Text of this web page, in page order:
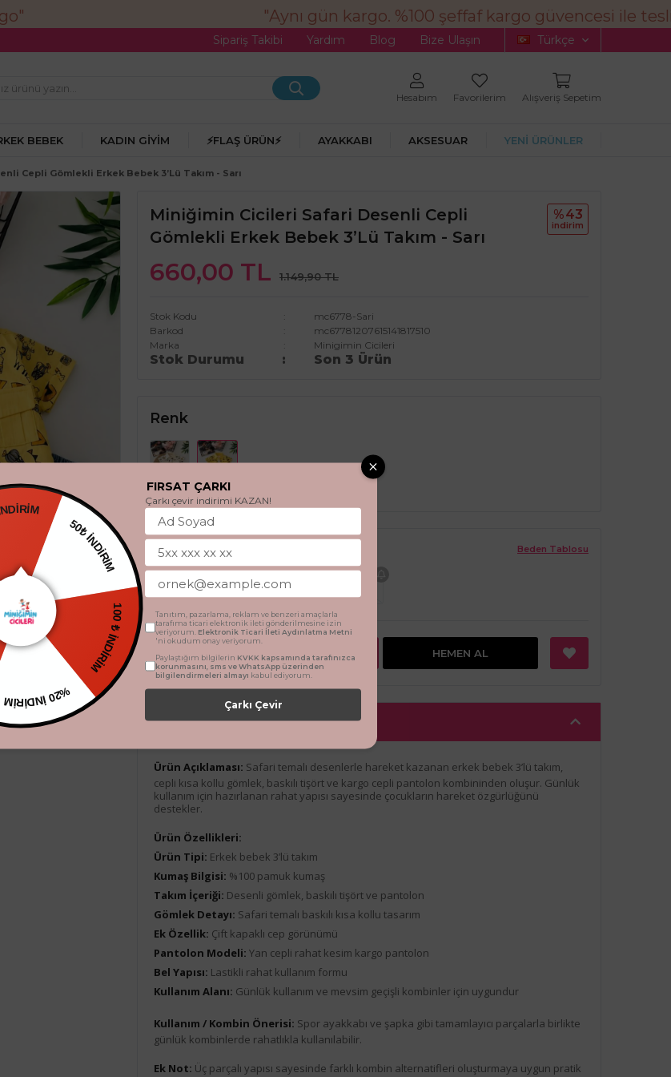
"Aynı gün kargo. %100 şeffaf kargo güvencesi ile
Sipariş Takibi Yardım Blog Bize Ulaşın Türkçe
Hesabım Favorilerim Alışveriş Sepetim
BEBEK KADIN GIYIM ⚡FLAŞ ÜRÜN⚡ AYAKKABI AKSESUAR YENİ ÜRÜNLER
Cepli Gömlekli Erkek Bebek 3’lü Takım - Sarı
Miniğimin Cicileri Safari Desenli Cepli
Gömlekli Erkek Bebek 3’lü Takım - Sarı
660,00 TL 1.149,90 TL
%43
i̇ndi̇ri̇m
Stok Kodu
mc6778-Sari
Barkod
mc67781207615141817510
Marka
Minigimin Cicileri
Stok Durumu Son 3 Ürün
Renk
Beden Tablosu
Beden
9 Ay 12 Ay 18 Ay
SEPETE EKLE HEMEN AL
Ürün Açıklaması
Ürün Açıklaması: Safari temalı desenlerle hareket kazanan erkek bebek 3’lü takım,
cepli kısa kollu gömlek, baskılı tişört ve kargo cepli pantolon kombininden oluşur. Günlük
kullanım için hazırlanan rahat yapısı sayesinde çocukların hareket özgürlüğünü
destekler.
Ürün Özellikleri:
Ürün Tipi: Erkek bebek 3’lü takım
Kumaş Bilgisi: %100 pamuk kumaş
Takım İçeriği: Desenli gömlek, baskılı tişört ve pantolon
Gömlek Detayı: Safari temalı baskılı kısa kollu tasarım
Ek Özellik: Çift kapaklı cep görünümü
Pantolon Modeli: Yan cepli rahat kesim kargo pantolon
Bel Yapısı: Lastikli rahat kullanım formu
Kullanım Alanı: Günlük kullanım ve mevsim geçişli kombinler için uygundur
Kullanım / Kombin Önerisi: Spor ayakkabı ve şapka gibi tamamlayıcı parçalarla birlikte
günlük kombinlerde rahatlıkla kullanılabilir.
Ek Not: Üç parçalı yapısı sayesinde farklı kombin alternatifleri oluşturmaya uygun pratik
İNDİRİM
50₺ İNDİRİM
100 ₺ İNDİRİM
İNDİRİM
FIRSAT ÇARKI
Çarkı çevir indirimi KAZAN!
Tanıtım, pazarlama, reklam ve benzeri amaçlarla
tarafıma ticari elektronik ileti gönderilmesine izin
veriyorum. Elektronik Ticari İleti Aydınlatma Metni
'ni okudum onay veriyorum.
Paylaştığım bilgilerin KVKK kapsamında tarafınızca
korunmasını, sms ve WhatsApp üzerinden
bilgilendirmeleri almayı kabul ediyorum.
Çarkı Çevir